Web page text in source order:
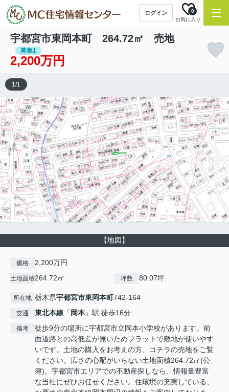
ログイン
お気に入り
0
宇都宮市東岡本町 264.72㎡ 売地
募集1
2,200万円
【地図】
1/1
価格 2,200万円
土地面積264.72㎡ 坪数 80.07坪
所在地 栃木県宇都宮市東岡本町742-164
交通 東北本線 「 岡本 」駅 徒歩16分
備考
徒歩9分の場所に宇都宮市立岡本小学校があります。前
面道路との高低差が無いためフラットで敷地が使いやす
いです。土地の購入をお考えの方、コチラの売地をご覧
ください。広さの心配がいらない土地面積264.72㎡(公
簿)。宇都宮市エリアでの不動産探しなら、情報量豊富
な当社にぜひお任せください。住環境の充実している、